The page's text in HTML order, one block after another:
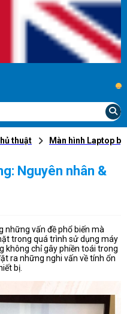
...
thuật Màn hình Laptop bị
Nguyên nhân &
những vấn đề phổ biến mà
trong quá trình sử dụng máy
không chỉ gây phiền toái trong
ra những nghi vấn về tính ổn
bị.